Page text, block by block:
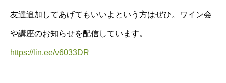
友達追加してあげてもいいよという方はぜひ。ワイン会
や講座のお知らせを配信しています。
https://lin.ee/v6033DR